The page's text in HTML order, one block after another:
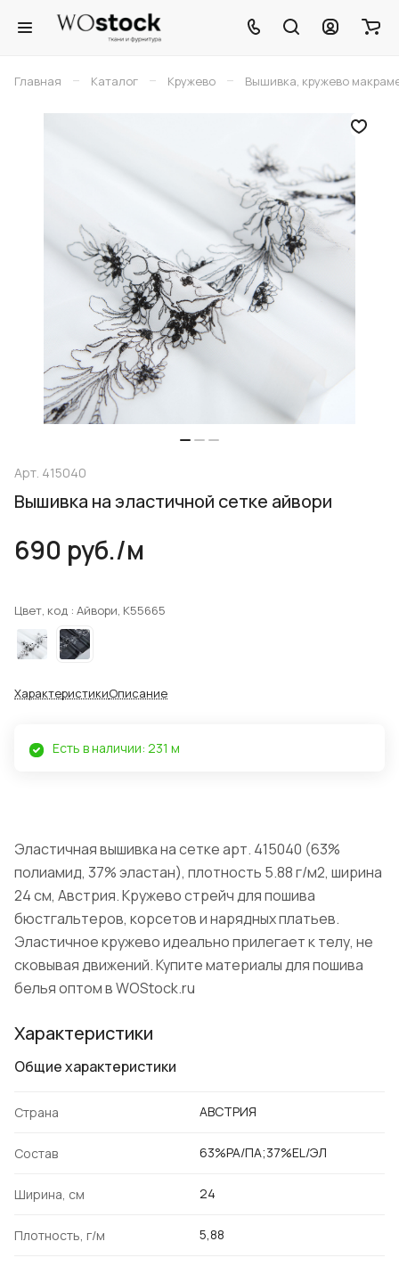
Главная – Каталог – Кружево – Вышивка, кружево
Арт. 415040
Вышивка на эластичной сетке айвори
690 руб./м
Цвет, код : Айвори, K55665
ХарактеристикиОписание
Есть в наличии: 231 м
Эластичная вышивка на сетке арт. 415040 (63%
полиамид, 37% эластан), плотность 5.88 г/м2, ширина
24 см, Австрия. Кружево стрейч для пошива
бюстгальтеров, корсетов и нарядных платьев.
Эластичное кружево идеально прилегает к телу, не
сковывая движений. Купите материалы для пошива
белья оптом в WOStock.ru
Характеристики
Общие характеристики
Страна АВСТРИЯ
Состав 63%PA/ПА;37%EL/ЭЛ
Ширина, см 24
Плотность, г/м 5,88